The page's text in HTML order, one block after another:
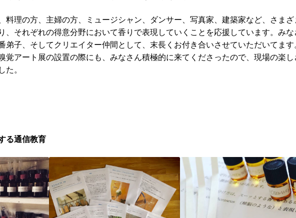
料理の方、主婦の方、ミュージシャン、ダンサー、写真家、建築家など、さまざ
、それぞれの得意分野において香りで表現していくことを応援しています。みな
弟子、そしてクリエイター仲間として、末長くお付き合いさせていただいてます
覚アート展の設置の際にも、みなさん積極的に来てくださったので、現場の楽
。
る通信教育